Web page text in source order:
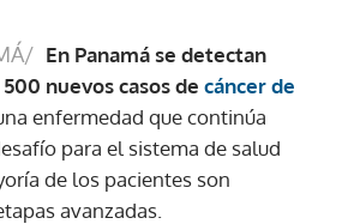
En Panamá se detectan
nuevos casos de cáncer de
enfermedad que continúa
para el sistema de salud
de los pacientes son
avanzadas.